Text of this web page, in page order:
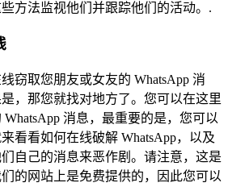
方法监视他们并跟踪他们的活动。.
窃取您朋友或女友的 WhatsApp 消
，那您就找对地方了。您可以在这里
消息，最重要的是，您可以
看看如何在线破解 WhatsApp，以及
自己的消息来恶作剧。请注意，这是
的网站上是免费提供的，因此您可以